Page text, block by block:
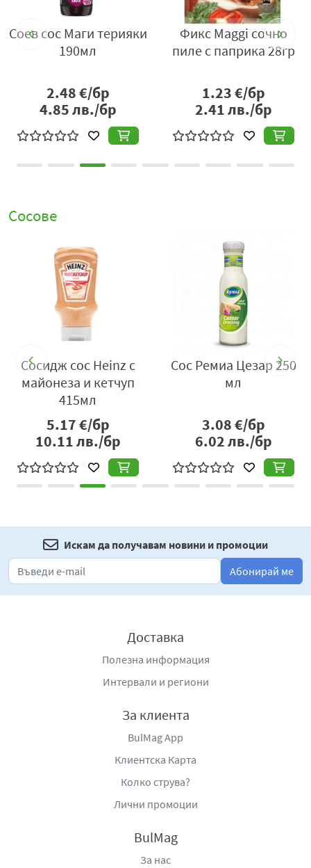
лек карамелизиран ефект при термична обработка.
Благодарение на гладката си текстура, Maggi сладко-
пикантният сос с чили се разпределя равномерно
съставки, без да ги прикрива. Това го прави подходящ
както за домашна кухня, така и за по-експериментални
рецепти, вдъхновени от азиатската гастрономия.
Съчетавайки сладост, пикантност и леко екзотичен
характер, този сос е практично и вдъхновяващо
разнообразни ястия.
: „Нестле България“ АД, гр. София 1360,
България, бул. „Европа“ 128, тел.: 080016666
(безплатен от цялата страна), e-
Nestle.Bulgaria@bg.nestle.com www.nestle.bg
www.maggi.bg.
Соев сос Маги терияки
190мл
2.48€/бр
4.85лв./бр
Фикс Maggi сочно
пиле с паприка 28гр
1.23€/бр
2.41лв./бр
Сосове
Сосидж сос Heinz с
майонеза и кетчуп
415мл
5.17€/бр
10.11лв./бр
Сос Ремиа Цезар 250
мл
3.08€/бр
6.02лв./бр
Искам да получавам новини и промоции
Абонирай ме
Доставка
Полезна информация
Интервали и региони
За клиента
BulMag App
Клиентска Карта
Колко струва?
Лични промоции
BulMag
За нас